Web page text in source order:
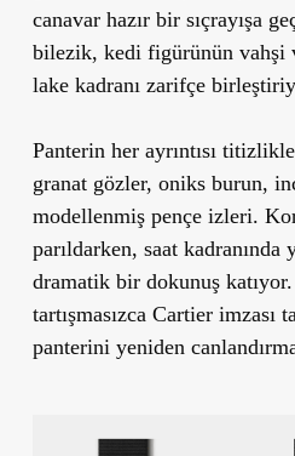
canavar hazır bir sıçrayışa
bilezik, kedi figürünün vahşi
lake kadranı zarifçe
Panterin her ayrıntısı
granat gözler, oniks burun,
modellenmiş pençe izleri.
parıldarken, saat
dramatik bir dokunuş
tartışmasızca Cartier imzası
panterini yeniden